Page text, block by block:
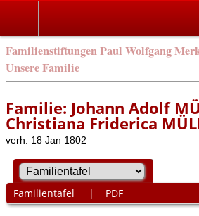
Familienstiftungen Paul Wolfgang
Unsere Familie
Familie: Johann Adolf
Christiana Friderica
verh. 18 Jan 1802
Familientafel | PDF